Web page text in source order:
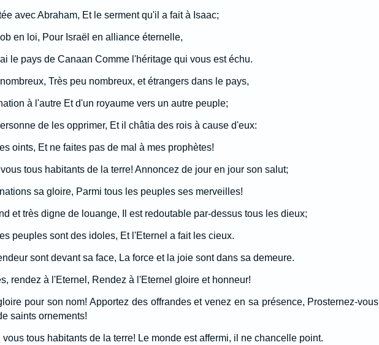
avec Abraham, Et le serment qu'il a fait à Isaac;
en loi, Pour Israël en alliance éternelle,
le pays de Canaan Comme l'héritage qui vous est échu.
Très peu nombreux, et étrangers dans le pays,
à l'autre Et d'un royaume vers un autre peuple;
de les opprimer, Et il châtia des rois à cause d'eux:
oints, Et ne faites pas de mal à mes prophètes!
tous habitants de la terre! Annoncez de jour en jour son salut;
sa gloire, Parmi tous les peuples ses merveilles!
et très digne de louange, Il est redoutable par-dessus tous les dieux;
peuples sont des idoles, Et l'Eternel a fait les cieux.
sont devant sa face, La force et la joie sont dans sa demeure.
rendez à l'Eternel, Rendez à l'Eternel gloire et honneur!
pour son nom! Apportez des offrandes et venez en sa présence, Prosternez-vous
saints ornements!
tous habitants de la terre! Le monde est affermi, il ne chancelle point.